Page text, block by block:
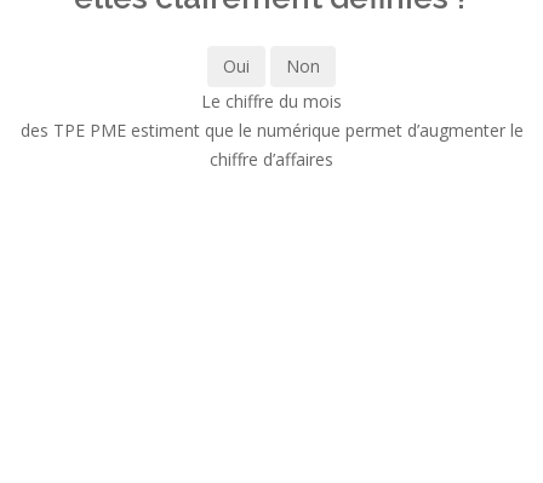
Oui
Non
Le chiffre du mois
des TPE PME estiment que le numérique permet d’augmenter le
chiffre d’affaires